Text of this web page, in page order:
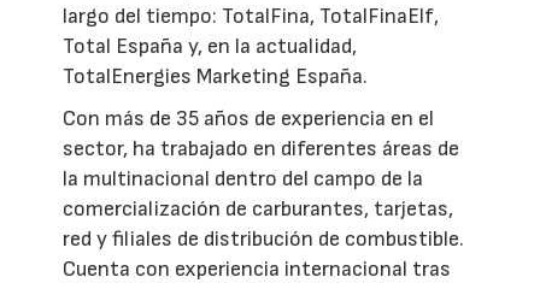
largo del tiempo: TotalFina, TotalFinaElf,
Total España y, en la actualidad,
TotalEnergies Marketing España.
Con más de 35 años de experiencia en el
sector, ha trabajado en diferentes áreas de
la multinacional dentro del campo de la
comercialización de carburantes, tarjetas,
red y filiales de distribución de combustible.
Cuenta con experiencia internacional tras